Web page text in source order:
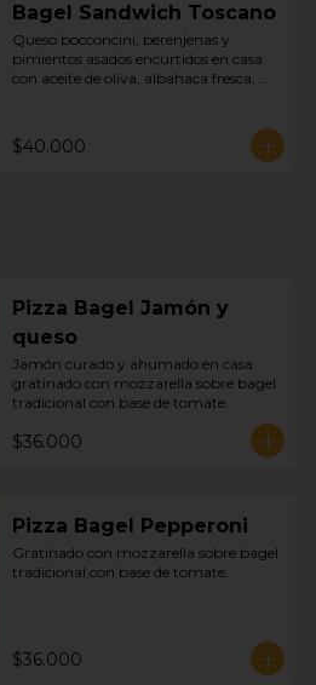
Bagel Sandwich Toscano
Queso bocconcini, berenjenas y
pimientos asados encurtidos en casa
con aceite de oliva, albahaca fresca,
$40.000
Pizza Bagel Jamón y
queso
Jamón curado y ahumado en casa
gratinado con mozzarella sobre bagel
tradicional con base de tomate.
$36.000
Pizza Bagel Pepperoni
Gratinado con mozzarella sobre bagel
tradicional con base de tomate.
$36.000